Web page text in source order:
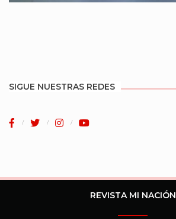
SIGUE NUESTRAS REDES
REVISTA MI NACIÓN